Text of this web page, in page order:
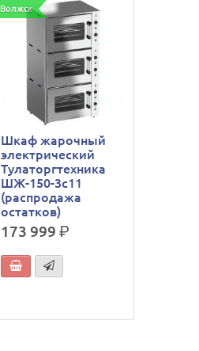
Волжск
Шкаф жарочный
электрический
Тулаторгтехника
ШЖ-150-3с11
(распродажа
остатков)
173 999 р.